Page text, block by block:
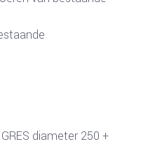
diameter 250 +